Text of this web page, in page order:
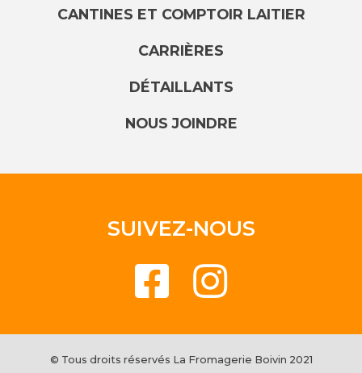
CANTINES ET COMPTOIR LAITIER
CARRIÈRES
DÉTAILLANTS
NOUS JOINDRE
SUIVEZ-NOUS
© Tous droits réservés La Fromagerie Boivin 2021